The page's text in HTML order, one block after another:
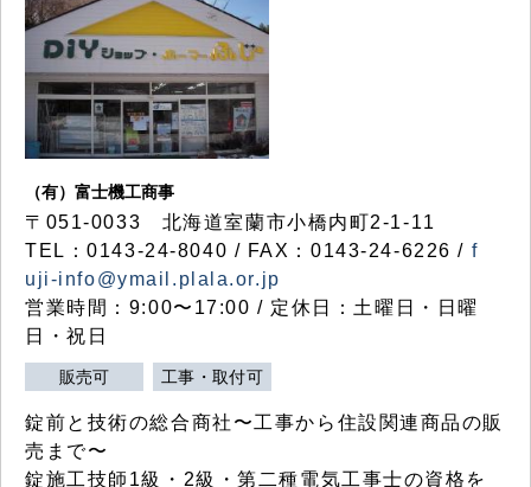
（有）富士機工商事
〒051-0033 北海道室蘭市小橋内町2-1-11
TEL：0143-24-8040 / FAX：0143-24-6226 / f
uji-info@ymail.plala.or.jp
営業時間：9:00〜17:00 / 定休日：土曜日・日曜
日・祝日
販売可 工事・取付可
錠前と技術の総合商社〜工事から住設関連商品の販
売まで〜
錠施工技師1級・2級・第二種電気工事士の資格を